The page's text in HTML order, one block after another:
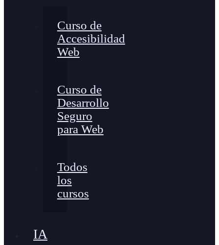
Curso de
Accesibilidad
Web
Curso de
Desarrollo
Seguro
para Web
Todos
los
cursos
IA